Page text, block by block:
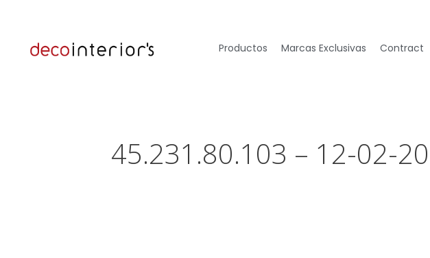
Productos Marcas Exclusivas Contract
45.231.80.103 – 12-02-